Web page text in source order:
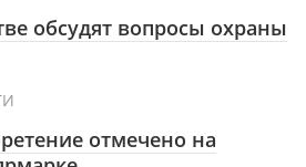
обсудят вопросы охраны
отмечено на